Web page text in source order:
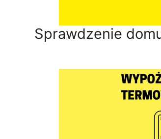
Sprawdzenie